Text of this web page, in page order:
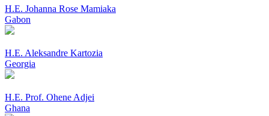
H.E. Johanna Rose Mamiaka
Gabon
H.E. Aleksandre Kartozia
Georgia
H.E. Prof. Ohene Adjei
Ghana